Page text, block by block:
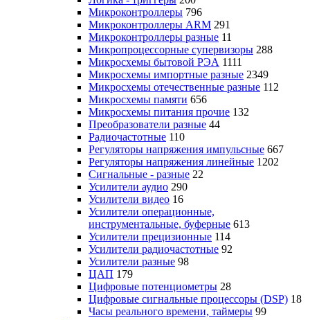
Микроконтроллеры 796
Микроконтроллеры ARM 291
Микроконтроллеры разные 11
Микропроцессорные супервизоры 288
Микросхемы бытовой РЭА 1111
Микросхемы импортные разные 2349
Микросхемы отечественные разные 112
Микросхемы памяти 656
Микросхемы питания прочие 132
Преобразователи разные 44
Радиочастотные 110
Регуляторы напряжения импульсные 667
Регуляторы напряжения линейные 1202
Сигнальные - разные 22
Усилители аудио 290
Усилители видео 16
Усилители операционные,
инструментальные, буферные 613
Усилители прецизионные 114
Усилители радиочастотные 92
Усилители разные 98
ЦАП 179
Цифровые потенциометры 28
Цифровые сигнальные процессоры (DSP) 18
Часы реального времени, таймеры 99